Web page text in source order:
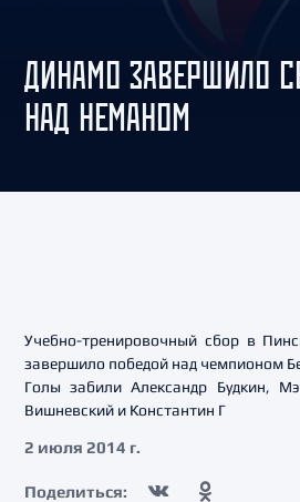
ДИНАМО ЗАВЕРШИЛО
НАД НЕМАНОМ
Учебно-тренировочный сбор в
завершило победой над чемпионом
Голы забили Александр Будкин,
Вишневский и Константин Г
2 июля 2014 г.
Поделиться: